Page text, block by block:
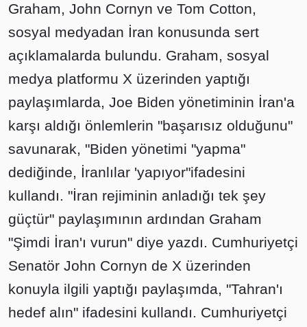
Graham, John Cornyn ve Tom Cotton,
sosyal medyadan İran konusunda sert
açıklamalarda bulundu. Graham, sosyal
medya platformu X üzerinden yaptığı
paylaşımlarda, Joe Biden yönetiminin İran'a
karşı aldığı önlemlerin "başarısız olduğunu"
savunarak, "Biden yönetimi "yapma"
dediğinde, İranlılar 'yapıyor"ifadesini
kullandı. "İran rejiminin anladığı tek şey
güçtür" paylaşımının ardından Graham
"Şimdi İran'ı vurun" diye yazdı. Cumhuriyetçi
Senatör John Cornyn de X üzerinden
konuyla ilgili yaptığı paylaşımda, "Tahran'ı
hedef alın" ifadesini kullandı. Cumhuriyetçi